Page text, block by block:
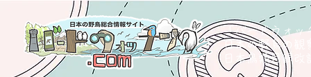
「バードウォッ
日本の野鳥の観
日本鳥類目録